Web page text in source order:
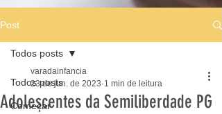
Post
Todos posts
Começar
Todos posts
Adolescentes da Semiliberdade PG
varadainfancia
23 de jun. de 2023 1 min de leitura